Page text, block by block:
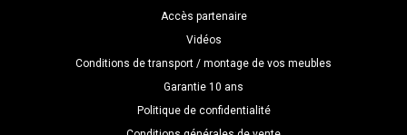
Accès partenaire
Vidéos
Conditions de transport / montage de vos meubles
Garantie 10 ans
Politique de confidentialité